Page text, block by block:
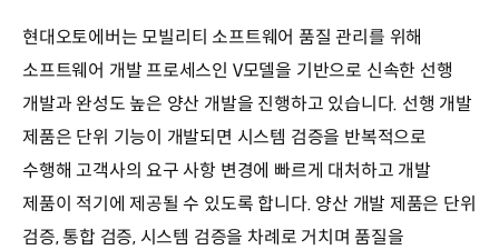
현대오토에버는 모빌리티 소프트웨어 품질 관리를 위해
소프트웨어 개발 프로세스인 V모델을 기반으로 신속한 선행
개발과 완성도 높은 양산 개발을 진행하고 있습니다. 선행 개발
제품은 단위 기능이 개발되면 시스템 검증을 반복적으로
수행해 고객사의 요구 사항 변경에 빠르게 대처하고 개발
제품이 적기에 제공될 수 있도록 합니다. 양산 개발 제품은 단위
검증, 통합 검증, 시스템 검증을 차례로 거치며 품질을